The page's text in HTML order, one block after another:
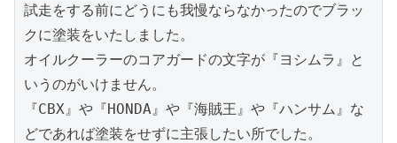
試走をする前にどうにも我慢ならなかったのでブラッ
クに塗装をいたしました。
オイルクーラーのコアガードの文字が『ヨシムラ』と
いうのがいけません。
『CBX』や『HONDA』や『海賊王』や『ハンサム』な
どであれば塗装をせずに主張したい所でした。